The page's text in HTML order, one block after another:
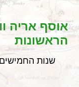
אוסף אריה
שנות